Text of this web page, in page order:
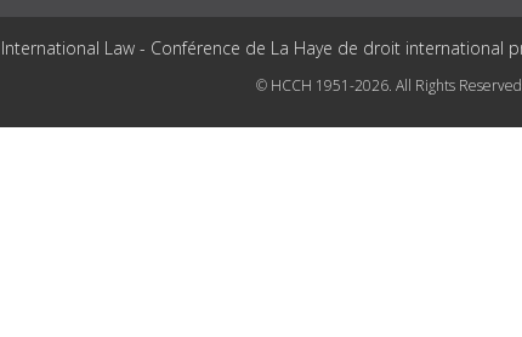
Law - Conférence de La Haye de droit international
© HCCH 1951-2026. All Rights